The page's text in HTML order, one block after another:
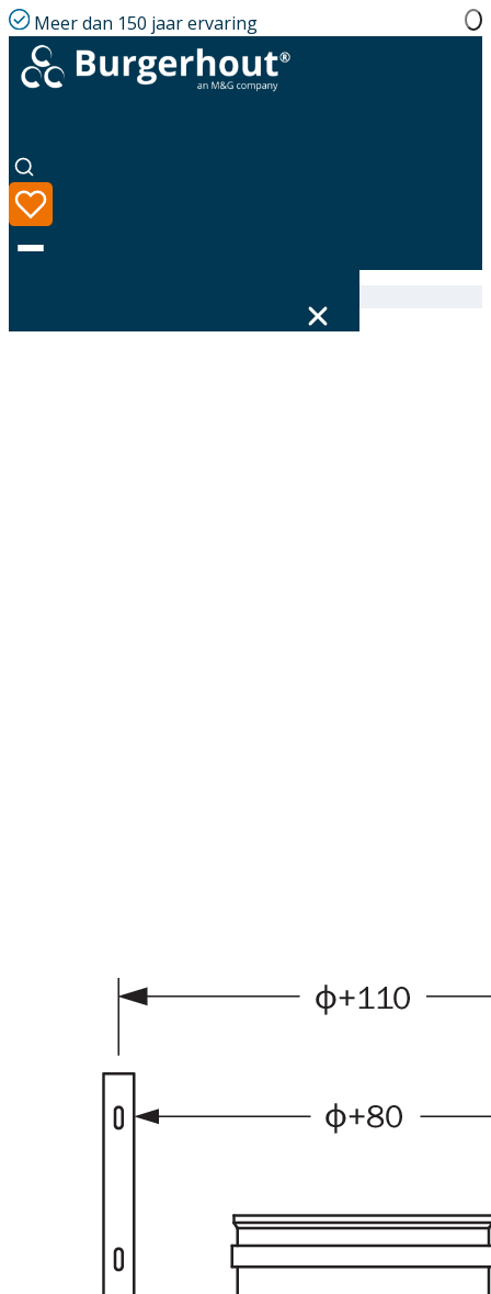
Meer dan 150 jaar ervaring